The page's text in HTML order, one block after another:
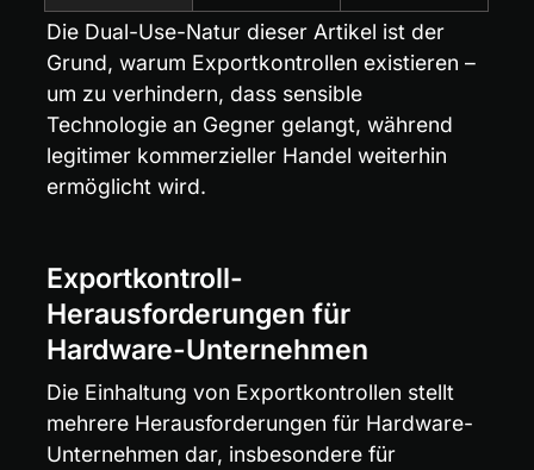
Die Dual-Use-Natur dieser Artikel ist der
Grund, warum Exportkontrollen existieren –
um zu verhindern, dass sensible
Technologie an Gegner gelangt, während
legitimer kommerzieller Handel weiterhin
ermöglicht wird.
Exportkontroll-
Herausforderungen für
Hardware-Unternehmen
Die Einhaltung von Exportkontrollen stellt
mehrere Herausforderungen für Hardware-
Unternehmen dar, insbesondere für